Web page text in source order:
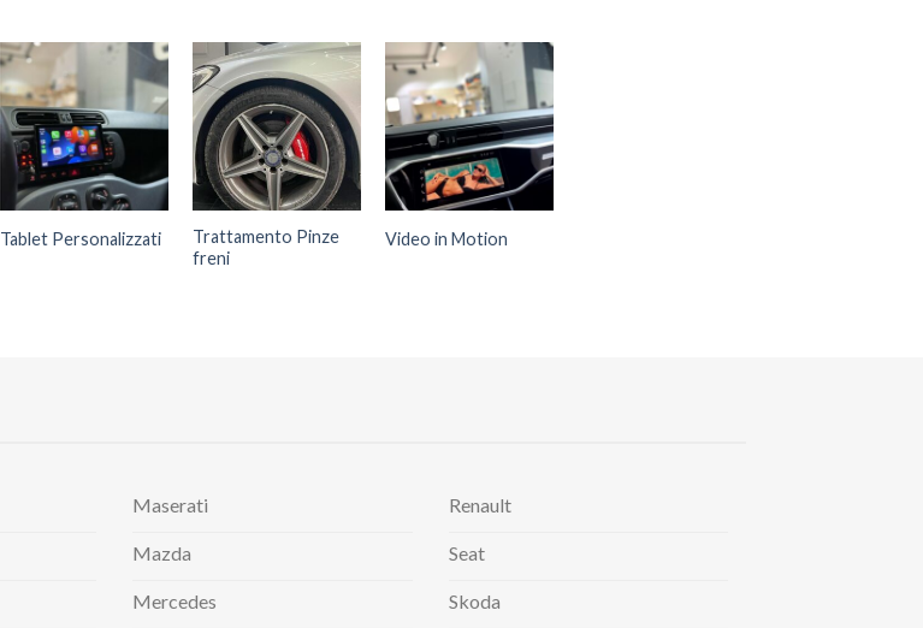
Tablet Personalizzati
Trattamento Pinze
freni
Video in Motion
Maserati
Mazda
Mercedes
Renault
Seat
Skoda